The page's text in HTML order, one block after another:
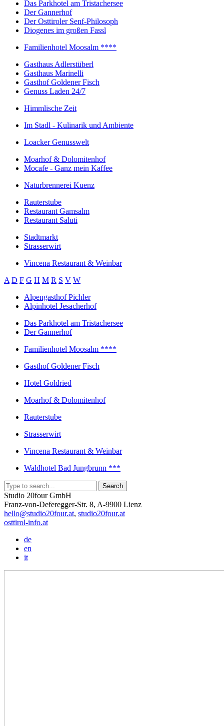
Das Parkhotel am Tristachersee
Der Gannerhof
Der Osttiroler Senf-Philosoph
Diogenes im großen Fassl
Familienhotel Moosalm ****
Gasthaus Adlerstüberl
Gasthaus Marinelli
Gasthof Goldener Fisch
Genuss Laden 24/7
Himmlische Zeit
Im Stadl - Kulinarik und Ambiente
Loacker Genusswelt
Moarhof & Dolomitenhof
Mocafe - Ganz mein Kaffee
Naturbrennerei Kuenz
Rauterstube
Restaurant Gamsalm
Restaurant Saluti
Stadtmarkt
Strasserwirt
Vincena Restaurant & Weinbar
A D F G H M R S V W
Alpengasthof Pichler
Alpinhotel Jesacherhof
Das Parkhotel am Tristachersee
Der Gannerhof
Familienhotel Moosalm ****
Gasthof Goldener Fisch
Hotel Goldried
Moarhof & Dolomitenhof
Rauterstube
Strasserwirt
Vincena Restaurant & Weinbar
Waldhotel Bad Jungbrunn ***
Studio 20four GmbH
Franz-von-Deferegger-Str. 8, A-9900 Lienz
hello@studio20four.at, studio20four.at
osttirol-info.at
de
en
it